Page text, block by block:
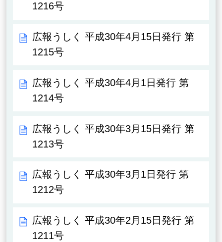
1216号
広報うしく 平成30年4月15日発行 第
1215号
広報うしく 平成30年4月1日発行 第
1214号
広報うしく 平成30年3月15日発行 第
1213号
広報うしく 平成30年3月1日発行 第
1212号
広報うしく 平成30年2月15日発行 第
1211号